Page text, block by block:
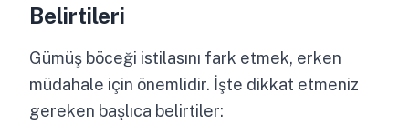
Belirtileri
Gümüş böceği istilasını fark etmek, erken
müdahale için önemlidir. İşte dikkat etmeniz
gereken başlıca belirtiler: